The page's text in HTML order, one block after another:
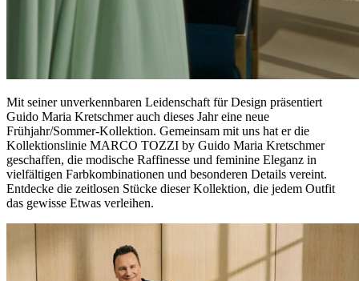
Mit seiner unverkennbaren Leidenschaft für Design präsentiert
Guido Maria Kretschmer auch dieses Jahr eine neue
Frühjahr/Sommer-Kollektion. Gemeinsam mit uns hat er die
Kollektionslinie MARCO TOZZI by Guido Maria Kretschmer
geschaffen, die modische Raffinesse und feminine Eleganz in
vielfältigen Farbkombinationen und besonderen Details vereint.
Entdecke die zeitlosen Stücke dieser Kollektion, die jedem Outfit
das gewisse Etwas verleihen.